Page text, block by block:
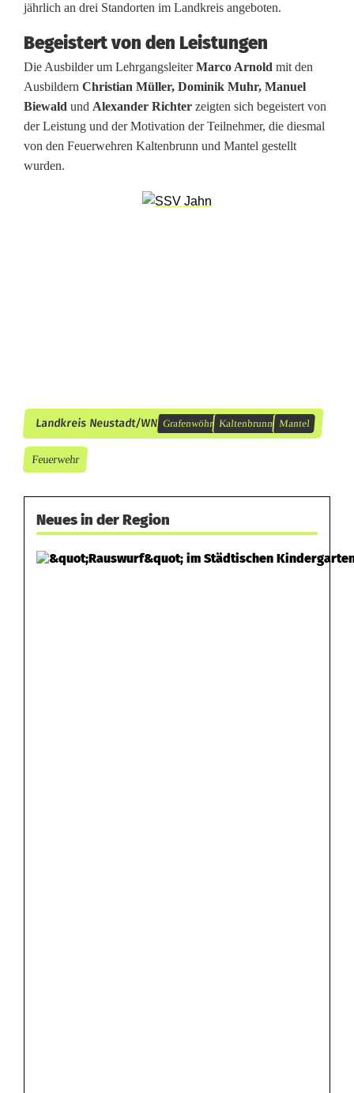
r
G
r
a
f
e
jährlich an drei Standorten im Landkreis angeboten.
Begeistert von den Leistungen
Die Ausbilder um LehrgangsleiterMarco Arnold mit den
Ausbildern Christian Müller, Dominik Muhr, Manuel
Biewald und Alexander Richter zeigten sich begeistert von
der Leistung und der Motivation der Teilnehmer, die diesmal
von den Feuerwehren Kaltenbrunn und Mantel gestellt
wurden.
Landkreis Neustadt/WN Grafenwöhr Kaltenbrunn Mantel
Feuerwehr
Neues in der Region